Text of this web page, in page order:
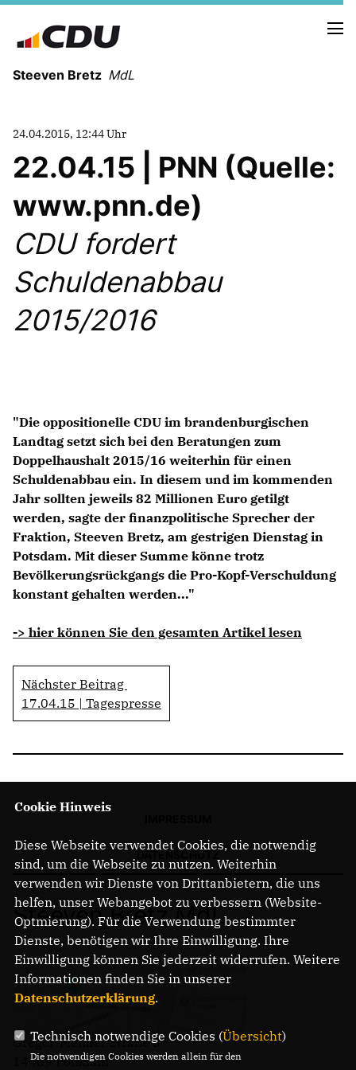
Steeven Bretz MdL
VITA
WAHLKREISBESUCHE
PRESSEFOTOS
MEIN BÜRGERBÜRO
MEIN WAHLKREIS
CDU Deutschland
CDU Fraktion im Brandenburger Landtag
CDU Brandenburg
CDU Potsdam
24.04.2015, 12:44 Uhr
22.04.15 | PNN (Quelle:
www.pnn.de)
CDU fordert
Schuldenabbau
2015/2016
"Die oppositionelle CDU im brandenburgischen
Landtag setzt sich bei den Beratungen zum
Doppelhaushalt 2015/16 weiterhin für einen
Schuldenabbau ein. In diesem und im kommenden
Jahr sollten jeweils 82 Millionen Euro getilgt
werden, sagte der finanzpolitische Sprecher der
Fraktion, Steeven Bretz, am gestrigen Dienstag in
Potsdam. Mit dieser Summe könne trotz
Bevölkerungsrückgangs die Pro-Kopf-Verschuldung
konstant gehalten werden..."
-> hier können Sie den gesamten Artikel lesen
Nächster Beitrag
17.04.15 | Tagespresse
Steeven Bretz MdL
Gregor-Mendel-Straße 3
14469 Potsdam
Cookie Hinweis
Diese Webseite verwendet Cookies, die notwendig
sind, um die Webseite zu nutzen. Weiterhin
verwenden wir Dienste von Drittanbietern, die uns
helfen, unser Webangebot zu verbessern (Website-
Optmierung). Für die Verwendung bestimmter
Dienste, benötigen wir Ihre Einwilligung. Ihre
Einwilligung können Sie jederzeit widerrufen. Weitere
Informationen finden Sie in unserer
Datenschutzerklärung.
Technisch notwendige Cookies (Übersicht)
Die notwendigen Cookies werden allein für den